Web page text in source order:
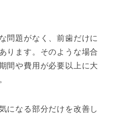
問題がなく、前歯だけに
ります。そのような場合
間や費用が必要以上に大
になる部分だけを改善し